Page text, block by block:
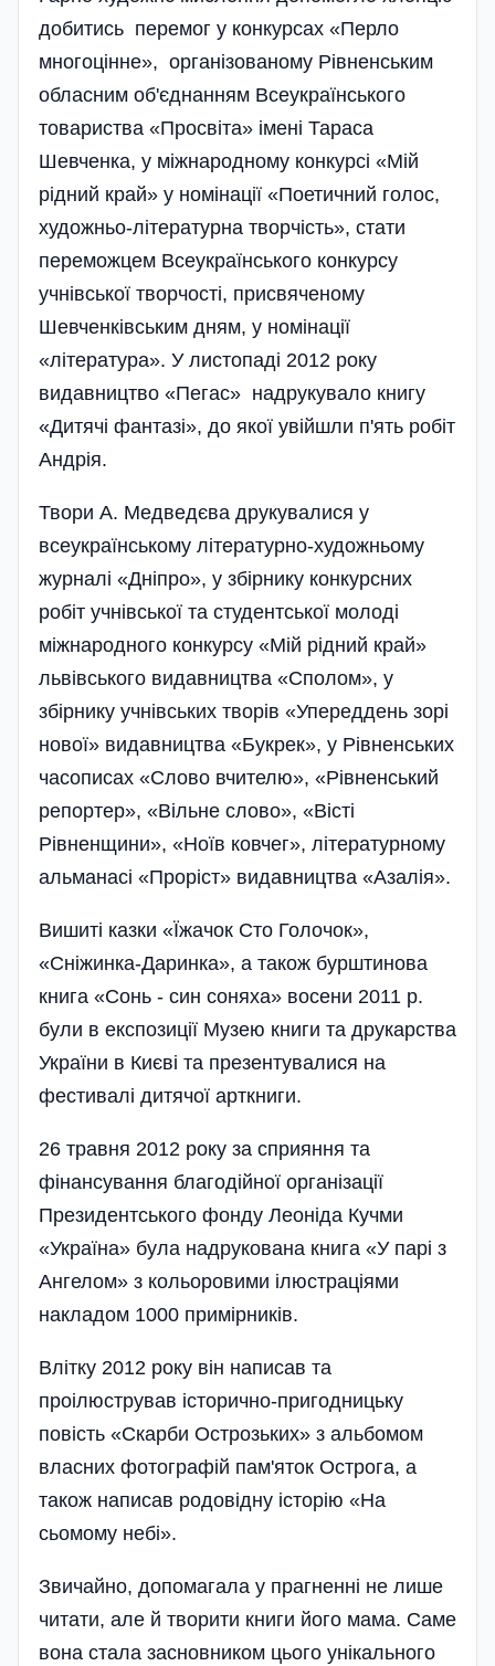
добитись перемог у конкурсах «Перло
многоцінне», організованому Рівненським
обласним об'єднанням Всеукраїнського
товариства «Просвіта» імені Тараса
Шевченка, у міжнародному конкурсі «Мій
рідний край» у номінації «Поетичний голос,
художньо-літературна творчість», стати
переможцем Всеукраїнського конкурсу
учнівської творчості, присвяченому
Шевченківським дням, у номінації
«література». У листопаді 2012 року
видавництво «Пегас» надрукувало книгу
«Дитячі фантазі», до якої увійшли п'ять робіт
Андрія.
Твори А. Медведєва друкувалися у
всеукраїнському літературно-художньому
журналі «Дніпро», у збірнику конкурсних
робіт учнівської та студентської молоді
міжнародного конкурсу «Мій рідний край»
львівського видавництва «Сполом», у
збірнику учнівських творів «Упереддень зорі
нової» видавництва «Букрек», у Рівненських
часописах «Слово вчителю», «Рів­ненський
репортер», «Вільне слово», «Вісті
Рівненщини», «Ноїв ковчег», літературному
альманасі «Проріст» видавництва «Азалія».
Вишиті казки «Їжачок Сто Голочок»,
«Сніжинка-Даринка», а також бурштинова
книга «Сонь - син соняха» восени 2011 р.
були в експозиції Музею книги та друкарства
України в Києві та презентувалися на
фестивалі дитячої арткниги.
26 травня 2012 року за сприяння та
фінансування благодійної організації
Президентського фонду Леоніда Кучми
«Україна» була надрукована книга «У парі з
Ангелом» з кольоровими ілюстраціями
накладом 1000 примірників.
Влітку 2012 року він написав та
проілюстрував історично-пригодницьку
повість «Скарби Острозьких» з альбомом
власних фотографій пам'яток Острога, а
також написав родовідну історію «На
сьомому небі».
Звичайно, допомагала у прагненні не лише
читати, але й творити книги його мама. Саме
вона стала засновником цього унікального